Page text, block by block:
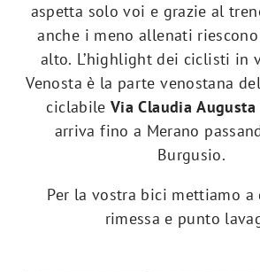
aspetta solo voi e grazie al
anche i meno allenati
alto. L’highlight dei ciclisti in
Venosta è la parte venostana
ciclabileVia Claudia Augusta
arriva fino a Merano
Burgusio.
Per la vostra bici mettiamo a
rimessa e punto